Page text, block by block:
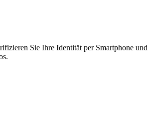
Sie Ihre Identität per Smartphone und